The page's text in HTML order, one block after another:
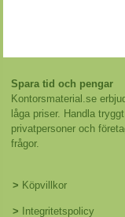
Spara tid och pengar
Kontorsmaterial.se
låga priser. Handla
privatpersoner och
frågor.
> Köpvillkor
> Integritetspolicy